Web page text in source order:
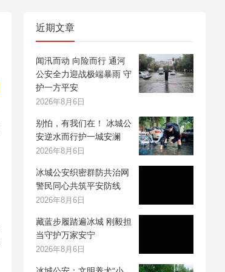
近期文章
闻汛而动 向险而行 通河
公安全力迎战极端暴雨 守
护一方平安
2026年8月6日
别怕，有我们在！ 冰城公
安逆水而行护一城安澜
2026年8月6日
冰城公安织密群防共治网
警民同心共筑平安防线
2026年8月6日
藏蓝步履踏遍冰城 刚毅担
当守护万家安宁
2026年8月6日